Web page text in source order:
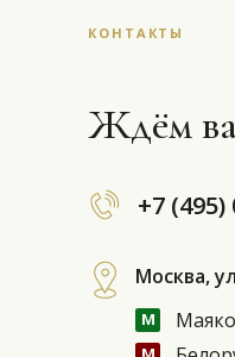
КОНТАКТЫ
Ждём
+7 (495)
Москва,
м